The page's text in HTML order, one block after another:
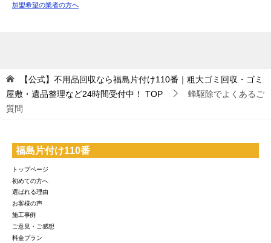
加盟希望の業者の方へ
【公式】不用品回収なら福島片付け110番｜粗大ゴミ回収・ゴミ
屋敷・遺品整理など24時間受付中！
TOP
蜂駆除でよくあるご
質問
福島片付け110番
トップページ
初めての方へ
選ばれる理由
お客様の声
施工事例
ご意見・ご感想
料金プラン